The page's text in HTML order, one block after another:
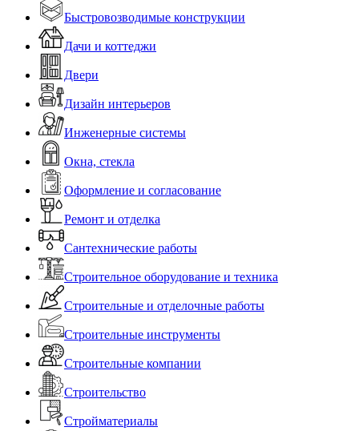
Быстровозводимые конструкции
Дачи и коттеджи
Двери
Дизайн интерьеров
Инженерные системы
Окна, стекла
Оформление и согласование
Ремонт и отделка
Сантехнические работы
Строительное оборудование и техника
Строительные и отделочные работы
Строительные инструменты
Строительные компании
Строительство
Стройматериалы